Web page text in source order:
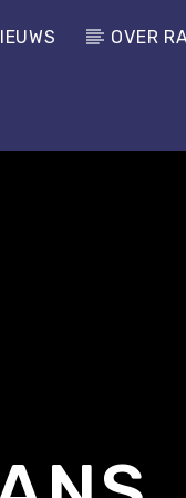
OVER